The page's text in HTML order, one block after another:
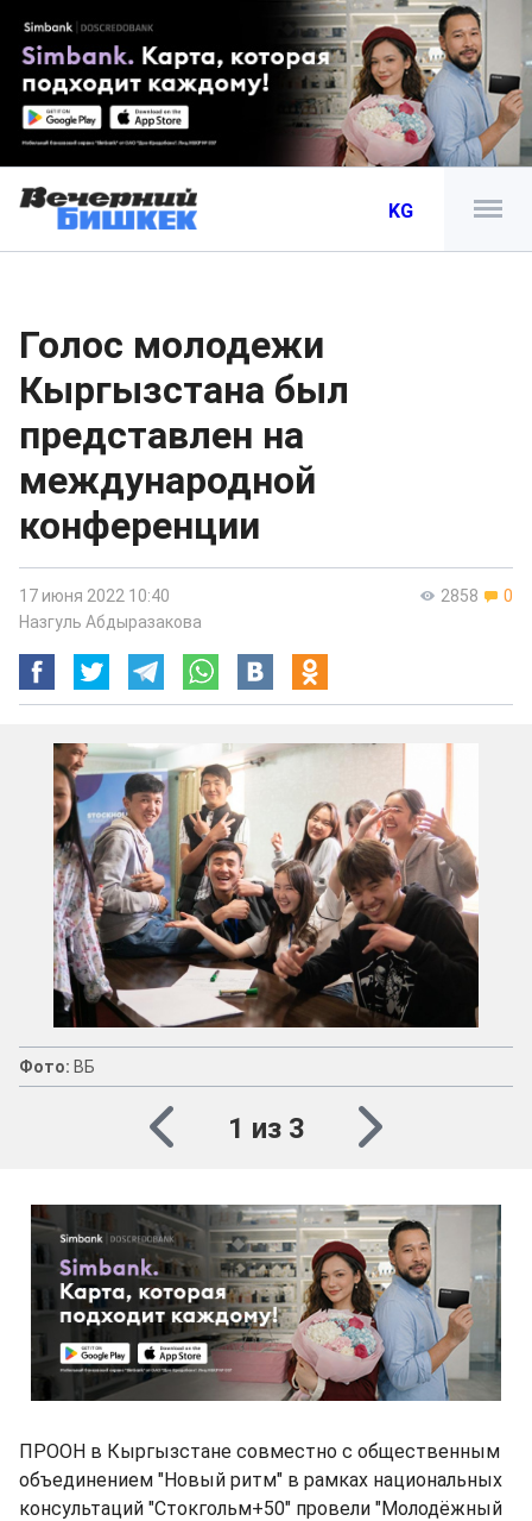
KG
Голос молодежи
Кыргызстана был
представлен на
международной
конференции
2858 0
17 июня 2022 10:40
Назгуль Абдыразакова
Фото: ВБ
1 из 3
ПРООН в Кыргызстане совместно с общественным
объединением "Новый ритм" в рамках национальных
консультаций "Стокгольм+50" провели "Молодёжный